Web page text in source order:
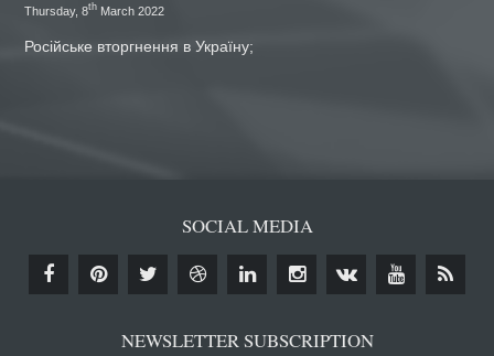
Thursday, 8th March 2022
Російське вторгнення в Україну;
SOCIAL MEDIA
NEWSLETTER SUBSCRIPTION